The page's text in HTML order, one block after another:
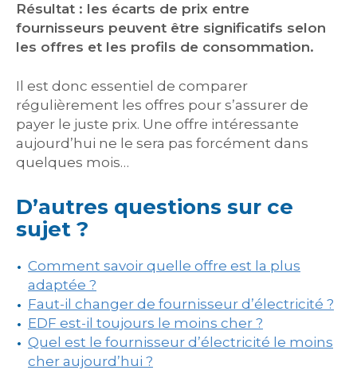
Résultat : les écarts de prix entre
fournisseurs peuvent être significatifs selon
les offres et les profils de consommation.
Il est donc essentiel de comparer
régulièrement les offres pour s’assurer de
payer le juste prix. Une offre intéressante
aujourd’hui ne le sera pas forcément dans
quelques mois…
D’autres questions sur ce
sujet ?
Comment savoir quelle offre est la plus
adaptée ?
Faut-il changer de fournisseur d’électricité ?
EDF est-il toujours le moins cher ?
Quel est le fournisseur d’électricité le moins
cher aujourd’hui ?